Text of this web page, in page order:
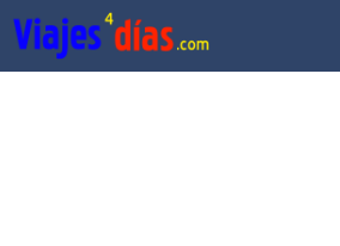
Saltar
al
contenido